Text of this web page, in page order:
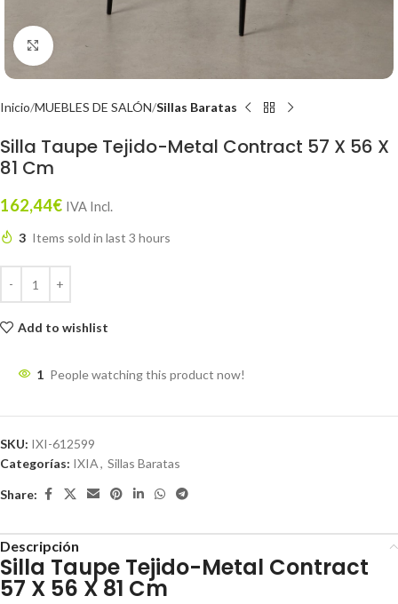
Click to enlarge
Inicio MUEBLES DE SALÓN Sillas Baratas
Silla Taupe Tejido-Metal Contract 57 X 56 X
81 Cm
162,44€ IVA Incl.
3 Items sold in last 3 hours
Add to wishlist
1 People watching this product now!
SKU: IXI-612599
Categorías: IXIA, Sillas Baratas
Share:
Descripción
Silla Taupe Tejido-Metal Contract
57 X 56 X 81 Cm